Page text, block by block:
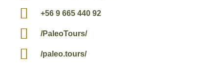
+56 9 665 440 92
/PaleoTours/
/paleo.tours/